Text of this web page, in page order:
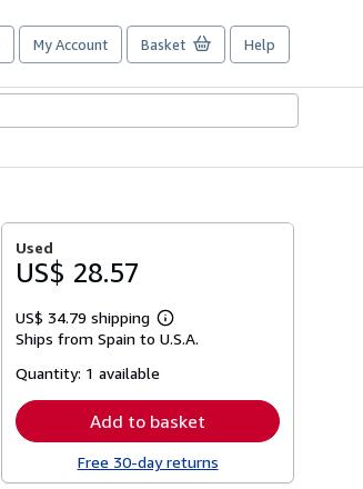
My Account Basket Help
Used
US$ 28.57
US$ 34.79 shipping
Learn
more
Ships from Spain to U.S.A.
Quantity: 1 available
Add to basket
Free 30-day returns